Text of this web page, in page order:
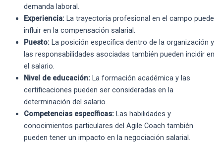
demanda laboral.
Experiencia: La trayectoria profesional en el campo puede
influir en la compensación salarial.
Puesto: La posición específica dentro de la organización y
las responsabilidades asociadas también pueden incidir en
el salario.
Nivel de educación: La formación académica y las
certificaciones pueden ser consideradas en la
determinación del salario.
Competencias específicas: Las habilidades y
conocimientos particulares del Agile Coach también
pueden tener un impacto en la negociación salarial.